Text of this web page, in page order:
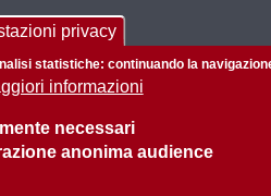
- Tutti i diritti riservati
C.F. 80006480281
privacy
statistiche: continuando la
informazioni
necessari
anonima audience